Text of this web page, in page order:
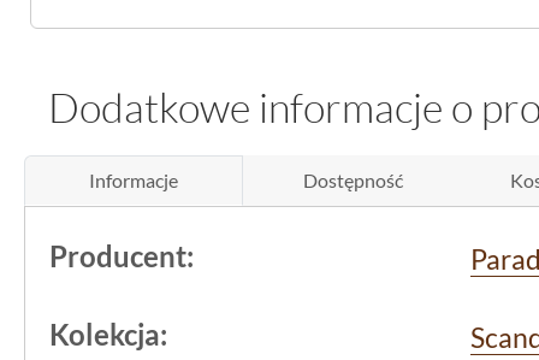
wydaniu
Wzór imituje przetarty, lekko
powierzchni jest wyczuwalnie
wzmacnia efekt naturalnej mineralnej
Dodatkowe informacje o
Informacje Dostępność
Producent:
Kolekcja: